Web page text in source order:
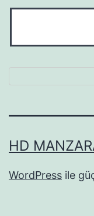
HD
WordPress ile